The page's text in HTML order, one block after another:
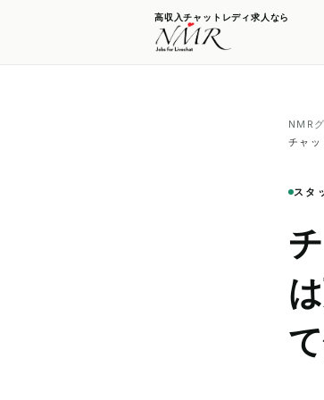
高収入チャットレディ求人なら
NMR
チャッ
スタ